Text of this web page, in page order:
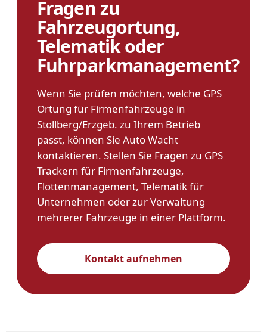
Fragen zu
Fahrzeugortung,
Telematik oder
Fuhrparkmanagement?
Wenn Sie prüfen möchten, welche GPS
Ortung für Firmenfahrzeuge in
Stollberg/Erzgeb. zu Ihrem Betrieb
passt, können Sie Auto Wacht
kontaktieren. Stellen Sie Fragen zu GPS
Trackern für Firmenfahrzeuge,
Flottenmanagement, Telematik für
Unternehmen oder zur Verwaltung
mehrerer Fahrzeuge in einer Plattform.
Kontakt aufnehmen